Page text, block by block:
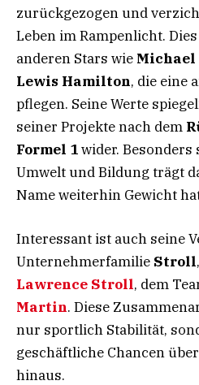
zurückgezogen und
Leben im Rampenlicht.
anderen Stars wie Michael
Lewis Hamilton, die eine
pflegen. Seine Werte
seiner Projekte nach dem
Formel 1wider.
Umwelt und Bildung trägt
Name weiterhin Gewicht
Interessant ist auch seine
Unternehmerfamilie Stroll
Lawrence Stroll, dem
Martin. Diese
nur sportlich Stabilität,
geschäftliche Chancen
hinaus.